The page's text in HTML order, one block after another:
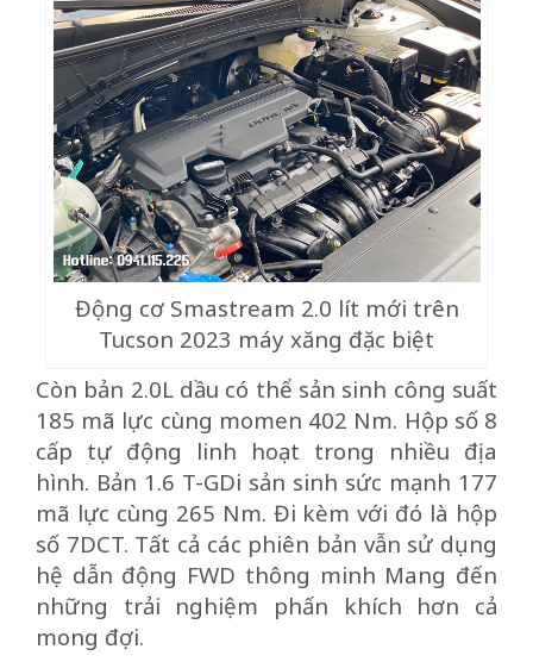
Động cơ Smastream 2.0 lít mới trên
Tucson 2023 máy xăng đặc biệt
Còn bản 2.0L dầu có thể sản sinh công suất
185 mã lực cùng momen 402 Nm. Hộp số 8
cấp tự động linh hoạt trong nhiều địa
hình. Bản 1.6 T-GDi sản sinh sức mạnh 177
mã lực cùng 265 Nm. Đi kèm với đó là hộp
số 7DCT. Tất cả các phiên bản vẫn sử dụng
hệ dẫn động FWD thông minh Mang đến
những trải nghiệm phấn khích hơn cả
mong đợi.